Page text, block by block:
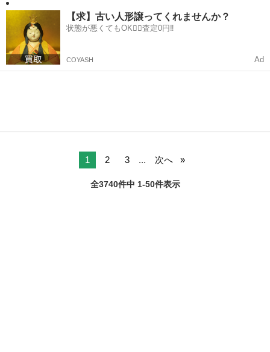
【求】古い人形譲ってくれませんか？
状態が悪くてもOK🙆‍♀️査定0円‼️
COYASH Ad
1 2 3 ... 次へ
全3740件中 1-50件表示